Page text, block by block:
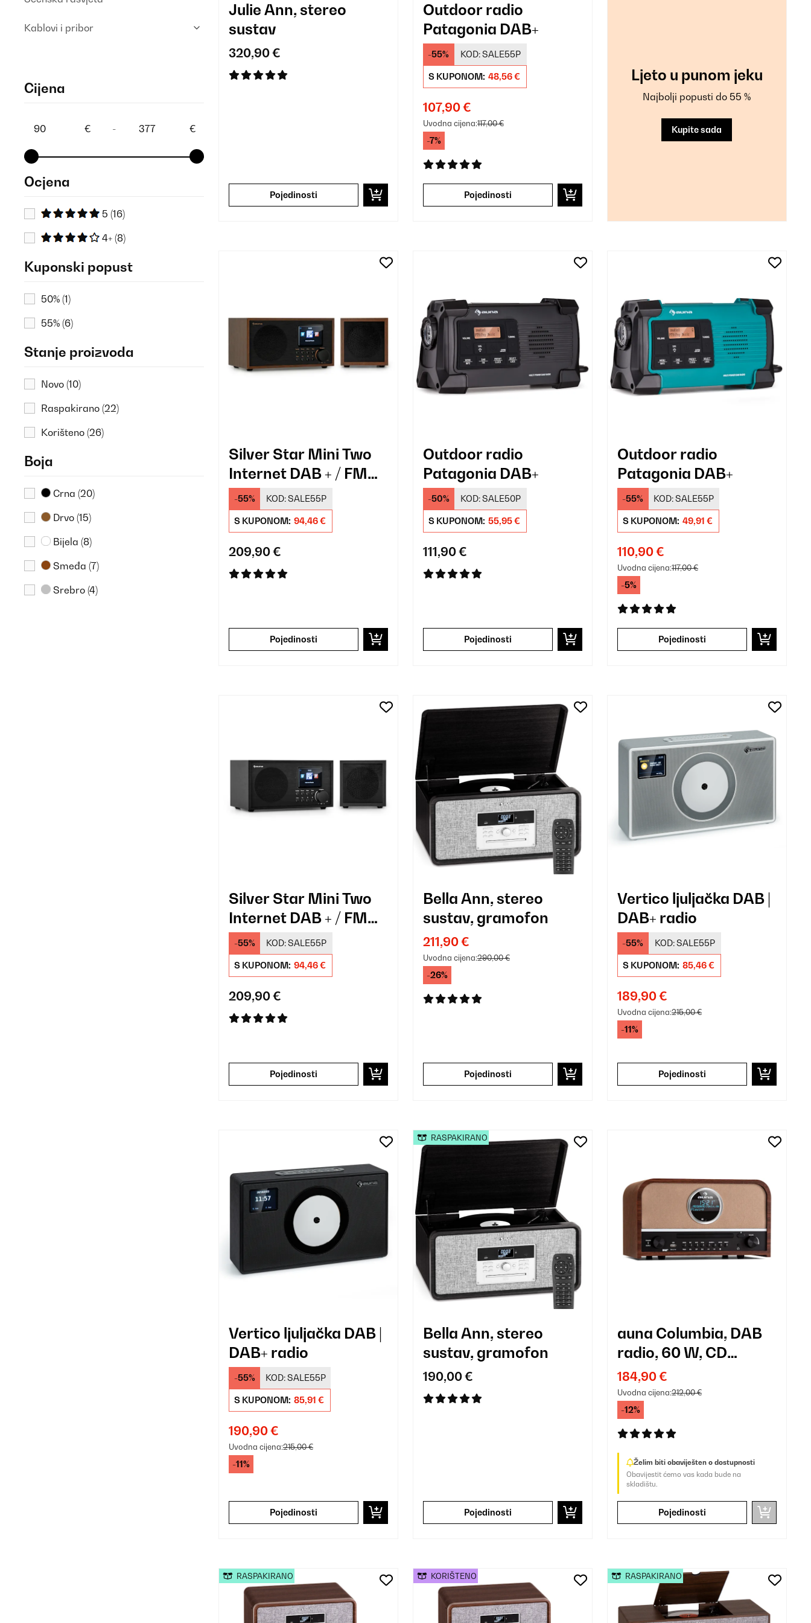
Kablovi i pribor
Cijena
€ - €
Ocjena
5 (16)
4+ (8)
Kuponski popust
50% (1)
55% (6)
Stanje proizvoda
Novo (10)
Raspakirano (22)
Korišteno (26)
Boja
Crna (20)
Drvo (15)
Bijela (8)
Smeđa (7)
Srebro (4)
Julie Ann, stereo
sustav
320,90 €
Pojedinosti
Outdoor radio
Patagonia DAB+
-55% KOD:SALE55P
S KUPONOM: 48,56 €
107,90 €
Uvodna cijena:117,00 €
-7%
Pojedinosti
Ljeto u punom jeku
Najbolji popusti do 55 %
Kupite sada
Silver Star Mini Two
Internet DAB + / FM
Radio
-55% KOD:SALE55P
S KUPONOM: 94,46 €
209,90 €
Pojedinosti
Outdoor radio
Patagonia DAB+
-50% KOD:SALE50P
S KUPONOM: 55,95 €
111,90 €
Pojedinosti
Outdoor radio
Patagonia DAB+
-55% KOD: SALE55P
S KUPONOM: 49,91 €
110,90 €
Uvodna cijena:117,00 €
-5%
Pojedinosti
Silver Star Mini Two
Internet DAB + / FM
Radio
-55% KOD:SALE55P
S KUPONOM: 94,46 €
209,90 €
Pojedinosti
Bella Ann, stereo
sustav, gramofon
211,90 €
Uvodna cijena:290,00 €
-26%
Pojedinosti
Vertico ljuljačka DAB |
DAB+ radio
-55% KOD:SALE55P
S KUPONOM: 85,46 €
189,90 €
Uvodna cijena:215,00 €
-11%
Pojedinosti
Vertico ljuljačka DAB |
DAB+ radio
-55% KOD: SALE55P
S KUPONOM: 85,91 €
190,90 €
Uvodna cijena:215,00 €
-11%
Pojedinosti
Bella Ann, stereo
sustav, gramofon
190,00 €
Pojedinosti
RASPAKIRANO
auna Columbia, DAB
radio, 60 W, CD
player, DAB+/ UKW
tuner
184,90 €
Uvodna cijena:212,00 €
-12%
Želim biti obaviješten o dostupnosti
Obavijestit ćemo vas kada bude na
skladištu.
Pojedinosti
RASPAKIRANO KORIŠTENO RASPAKIRANO